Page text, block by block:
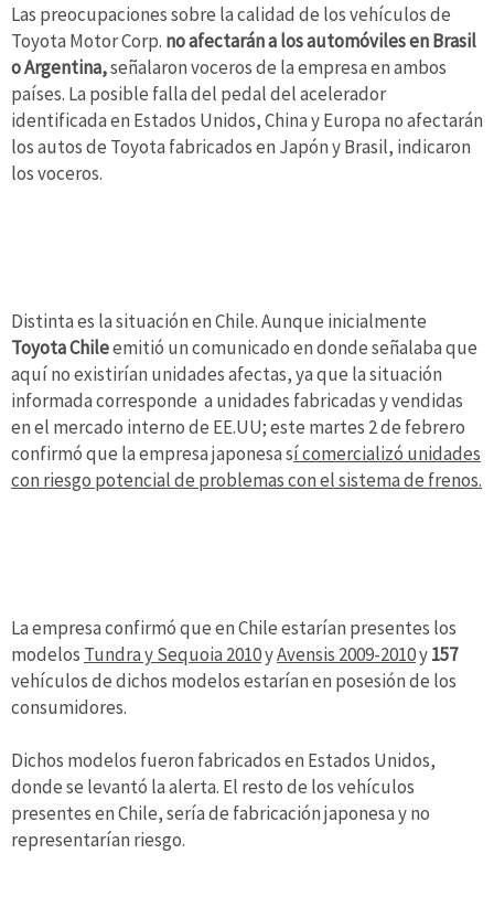
Las preocupaciones sobre la calidad de los vehículos de
Toyota Motor Corp. no afectarán a los automóviles en Brasil
o Argentina,señalaron voceros de la empresa en ambos
países. La posible falla del pedal del acelerador
identificada en Estados Unidos, China y Europa no afectarán
los autos de Toyota fabricados en Japón y Brasil, indicaron
los voceros.
Distinta es la situación en Chile. Aunque inicialmente
Toyota Chileemitió un comunicado en donde señalaba que
aquí no existirían unidades afectas, ya que la situación
informada corresponde a unidades fabricadas y vendidas
en el mercado interno de EE.UU; este martes 2 de febrero
confirmó que la empresa japonesa sí comercializó unidades
con riesgo potencial de problemas con el sistema de frenos.
La empresa confirmó que en Chile estarían presentes los
modelos Tundra y Sequoia 2010yAvensis 2009-2010y157
vehículos de dichos modelos estarían en posesión de los
consumidores.
Dichos modelos fueron fabricados en Estados Unidos,
donde se levantó la alerta. El resto de los vehículos
presentes en Chile, sería de fabricación japonesa y no
representarían riesgo.